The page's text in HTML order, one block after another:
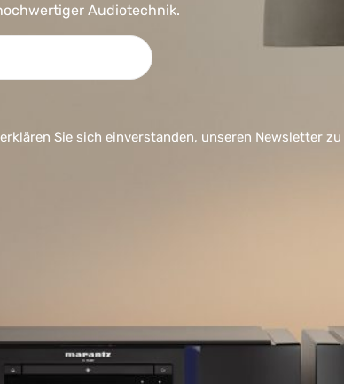
Audiotechnik.
Sie sich einverstanden, unseren Newsletter